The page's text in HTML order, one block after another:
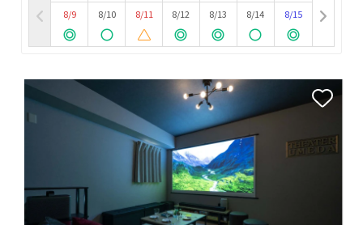
8/9
8/10
8/11
8/12
8/13
8/14
8/15